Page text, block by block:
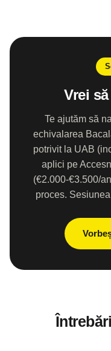
Vrei
Te ajutăm să
echivalarea
potrivit la UAB
aplici pe
(€2.000-€3.500/
proces.